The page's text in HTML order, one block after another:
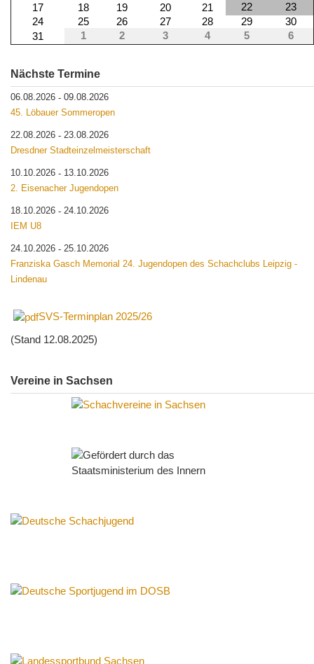
17
18 19 20 21 22
23
24
25 26 27 28 29
30
31
1 2 3 4 5 6
Nächste Termine
06.08.2026 - 09.08.2026
45. Löbauer Sommeropen
22.08.2026 - 23.08.2026
Dresdner Stadteinzelmeisterschaft
10.10.2026 - 13.10.2026
2. Eisenacher Jugendopen
18.10.2026 - 24.10.2026
IEM U8
24.10.2026 - 25.10.2026
Franziska Gasch Memorial 24. Jugendopen des Schachclubs Leipzig -
Lindenau
SVS-Terminplan 2025/26
(Stand 12.08.2025)
Vereine in Sachsen